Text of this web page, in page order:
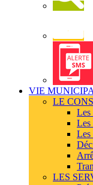
Alerte
SMS
VIE
LE
Les
Les
Les
LES